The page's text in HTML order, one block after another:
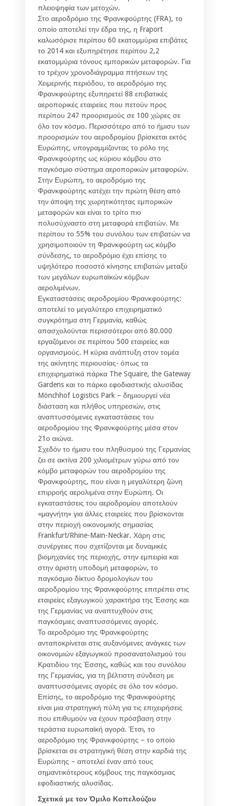
πλειοψηφία των μετοχών.
Στο αεροδρόμιο της Φρανκφούρτης (FRA), το
οποίο αποτελεί την έδρα της, η Fraport
καλωσόρισε περίπου 60 εκατομμύρια επιβάτες
το 2014 και εξυπηρέτησε περίπου 2,2
εκατομμύρια τόνους εμπορικών μεταφορών. Για
το τρέχον χρονοδιάγραμμα πτήσεων της
Χειμερινής περιόδου, το αεροδρόμιο της
Φρανκφούρτης εξυπηρετεί 88 επιβατικές
αεροπορικές εταιρείες που πετούν προς
περίπου 247 προορισμούς σε 100 χώρες σε
όλο τον κόσμο. Περισσότερο από το ήμισυ των
προορισμών του αεροδρομίου βρίσκεται εκτός
Ευρώπης, υπογραμμίζοντας το ρόλο της
Φρανκφούρτης ως κύριου κόμβου στο
παγκόσμιο σύστημα αεροπορικών μεταφορών.
Στην Ευρώπη, το αεροδρόμιο της
Φρανκφούρτης κατέχει την πρώτη θέση από
την άποψη της χωρητικότητας εμπορικών
μεταφορών και είναι το τρίτο πιο
πολυσύχναστο στη μεταφορά επιβατών. Με
περίπου το 55% του συνόλου των επιβατών να
χρησιμοποιούν τη Φρανκφούρτη ως κόμβο
σύνδεσης, το αεροδρόμιο έχει επίσης το
υψηλότερο ποσοστό κίνησης επιβατών μεταξύ
των μεγάλων ευρωπαϊκών κόμβων
αερολιμένων.
Εγκαταστάσεις αεροδρομίου Φρανκφούρτης:
αποτελεί το μεγαλύτερο επιχειρηματικό
συγκρότημα στη Γερμανία, καθώς
απασχολούνται περισσότεροι από 80.000
εργαζόμενοι σε περίπου 500 εταιρείες και
οργανισμούς. Η κύρια ανάπτυξη στον τομέα
της ακίνητης περιουσίας- όπως τα
επιχειρηματικά πάρκα The Squaire, the Gateway
Gardens και το πάρκο εφοδιαστικής αλυσίδας
Mönchhof Logistics Park – δημιουργεί νέα
διάσταση και πλήθος υπηρεσιών, στις
αναπτυσσόμενες εγκαταστάσεις του
αεροδρομίου της Φρανκφούρτης μέσα στον
21ο αιώνα.
Σχεδόν το ήμισυ του πληθυσμού της Γερμανίας
ζει σε ακτίνα 200 χιλιομέτρων γύρω από τον
κόμβο μεταφορών του αεροδρομίου της
Φρανκφούρτης, που είναι η μεγαλύτερη ζώνη
επιρροής αερολιμένα στην Ευρώπη. Οι
εγκαταστάσεις του αεροδρομίου αποτελούν
«μαγνήτη» για άλλες εταιρείες που βρίσκονται
στην περιοχή οικονομικής σημασίας
Frankfurt/Rhine-Main-Neckar. Χάρη στις
συνέργειες που σχετίζονται με δυναμικές
βιομηχανίες της περιοχής, στην εμπειρία και
στην άριστη υποδομή μεταφορών, το
παγκόσμιο δίκτυο δρομολογίων του
αεροδρομίου της Φρανκφούρτης επιτρέπει στις
εταιρείες εξαγωγικού χαρακτήρα της Έσσης και
της Γερμανίας να αναπτυχθούν στις
παγκόσμιες αναπτυσσόμενες αγορές.
Το αεροδρόμιο της Φρανκφούρτης
ανταποκρίνεται στις αυξανόμενες ανάγκες των
οικονομιών εξαγωγικού προσανατολισμού του
Κρατιδίου της Έσσης, καθώς και του συνόλου
της Γερμανίας, για τη βέλτιστη σύνδεση με
αναπτυσσόμενες αγορές σε όλο τον κόσμο.
Επίσης, το αεροδρόμιο της Φρανκφούρτης
είναι μια στρατηγική πύλη για τις επιχειρήσεις
που επιθυμούν να έχουν πρόσβαση στην
τεράστια ευρωπαϊκή αγορά. Έτσι, το
αεροδρόμιο της Φρανκφούρτης – το οποίο
βρίσκεται σε στρατηγική θέση στην καρδιά της
Ευρώπης – αποτελεί έναν από τους
σημαντικότερους κόμβους της παγκόσμιας
εφοδιαστικής αλυσίδας.
Σχετικά με τον Όμιλο Κοπελούζου